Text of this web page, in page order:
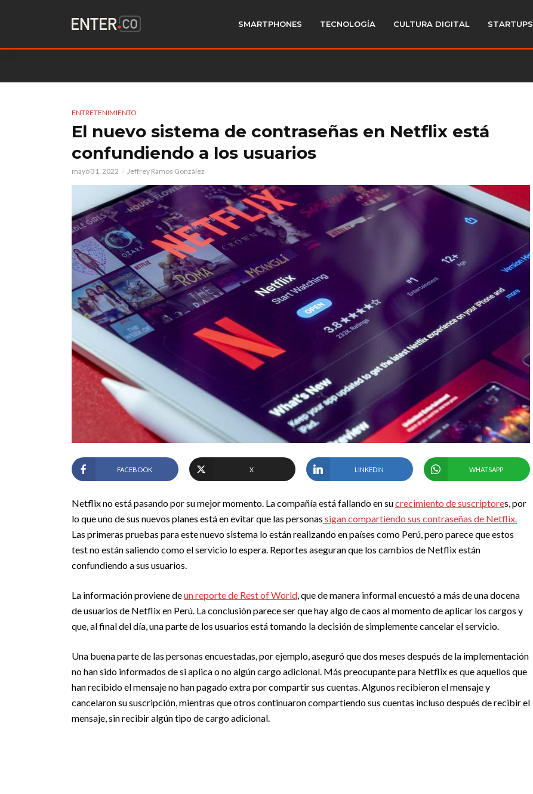
SMARTPHONES TECNOLOGÍA CULTURA DIGITAL STARTUPS
ENTRETENIMIENTO
El nuevo sistema de contraseñas en Netflix está
confundiendo a los usuarios
mayo 31, 2022 Jeffrey Ramos González
FACEBOOK X LINKEDIN WHATSAPP
Netflix no está pasando por su mejor momento. La compañía está fallando en sucrecimiento de suscriptores, por
lo que uno de sus nuevos planes está en evitar que las personas sigan compartiendo sus contraseñas de Netflix.
Las primeras pruebas para este nuevo sistema lo están realizando en países como Perú, pero parece que estos
test no están saliendo como el servicio lo espera. Reportes aseguran que los cambios de Netflix están
confundiendo a sus usuarios.
La información proviene deun reporte de Rest of World, que de manera informal encuestó a más de una docena
de usuarios de Netflix en Perú. La conclusión parece ser que hay algo de caos al momento de aplicar los cargos y
que, al final del día, una parte de los usuarios está tomando la decisión de simplemente cancelar el servicio.
Una buena parte de las personas encuestadas, por ejemplo, aseguró que dos meses después de la implementación
no han sido informados de si aplica o no algún cargo adicional. Más preocupante para Netflix es que aquellos que
han recibido el mensaje no han pagado extra por compartir sus cuentas. Algunos recibieron el mensaje y
cancelaron su suscripción, mientras que otros continuaron compartiendo sus cuentas incluso después de recibir el
mensaje, sin recibir algún tipo de cargo adicional.